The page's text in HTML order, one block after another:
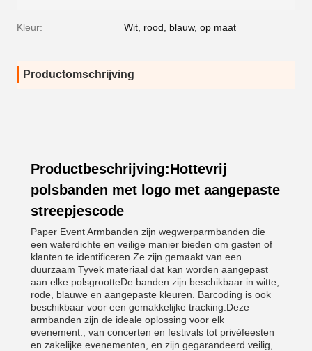
Kleur: Wit, rood, blauw, op maat
Productomschrijving
Productbeschrijving:Hottevrij
polsbanden met logo met aangepaste
streepjescode
Paper Event Armbanden zijn wegwerparmbanden die
een waterdichte en veilige manier bieden om gasten of
klanten te identificeren.Ze zijn gemaakt van een
duurzaam Tyvek materiaal dat kan worden aangepast
aan elke polsgrootteDe banden zijn beschikbaar in witte,
rode, blauwe en aangepaste kleuren. Barcoding is ook
beschikbaar voor een gemakkelijke tracking.Deze
armbanden zijn de ideale oplossing voor elk
evenement., van concerten en festivals tot privéfeesten
en zakelijke evenementen, en zijn gegarandeerd veilig,